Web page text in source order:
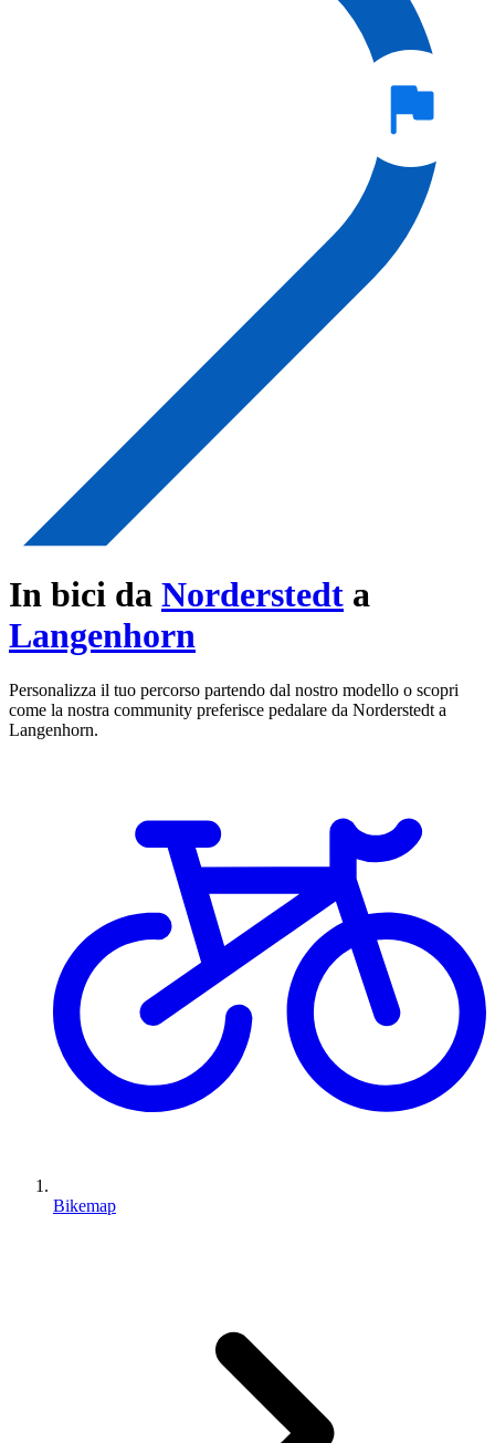
In bici da Norderstedt a
Langenhorn
Personalizza il tuo percorso partendo dal nostro modello o scopri
come la nostra community preferisce pedalare da Norderstedt a
Langenhorn.
Bikemap